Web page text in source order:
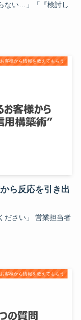
ない…」「『検討し
お客様から情報を教えてもらう
ら反応を引き出
ださい」 営業担当者
お客様から情報を教えてもらう